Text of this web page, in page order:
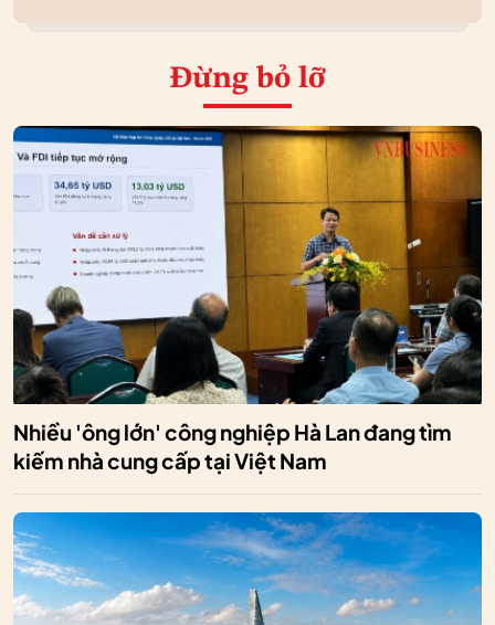
Đừng bỏ lỡ
Nhiều 'ông lớn' công nghiệp Hà Lan đang tìm
kiếm nhà cung cấp tại Việt Nam